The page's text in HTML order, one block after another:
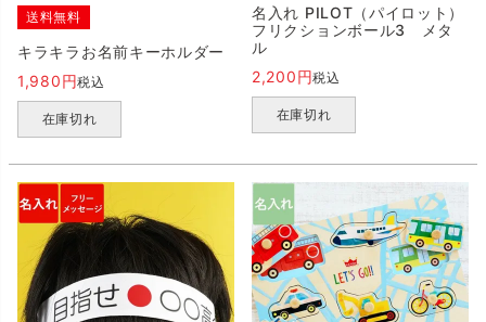
送料無料
キラキラお名前キーホルダー
1,980
税込
在庫切れ
名入れ PILOT（パイロット）
フリクションボール3 メタ
ル
2,200
税込
在庫切れ